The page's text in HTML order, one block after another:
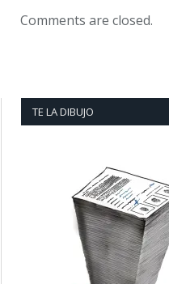
Comments are closed.
TE LA DIBUJO